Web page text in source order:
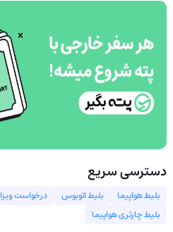
دسترسی سریع
بلیط هواپیما بلیط اتوبوس
درخواست ویزا
بلیط چارتری هواپیما